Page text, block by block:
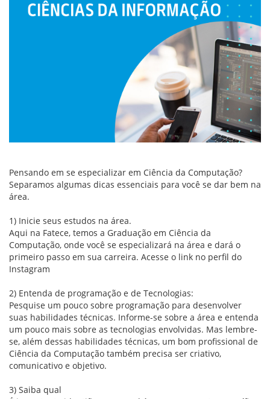
Pensando em se especializar em Ciência da Computação?
Separamos algumas dicas essenciais para você se dar bem na
área.
1) Inicie seus estudos na área.
Aqui na Fatece, temos a Graduação em Ciência da
Computação, onde você se especializará na área e dará o
primeiro passo em sua carreira. Acesse o link no perfil do
Instagram
2) Entenda de programação e de Tecnologias:
Pesquise um pouco sobre programação para desenvolver
suas habilidades técnicas. Informe-se sobre a área e entenda
um pouco mais sobre as tecnologias envolvidas. Mas lembre-
se, além dessas habilidades técnicas, um bom profissional de
Ciência da Computação também precisa ser criativo,
comunicativo e objetivo.
3) Saiba qual